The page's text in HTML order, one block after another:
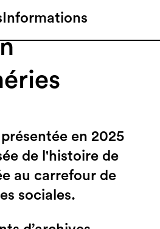
Informations
en 2025
de l'histoire de
au carrefour de
sociales.